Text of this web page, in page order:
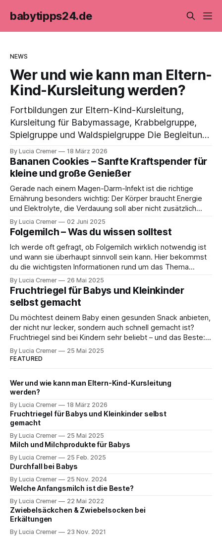
babytipps24.de
NEWS
Wer und wie kann man Eltern-
Kind-Kursleitung werden?
Fortbildungen zur Eltern-Kind-Kursleitung,
Kursleitung für Babymassage, Krabbelgruppe,
Spielgruppe und Waldspielgruppe Die Begleitung
junger Familien in den ersten Lebensjahren eines
Kindes gehört zu den sinnvollsten und
erfüllendsten Aufgaben im pädagogischen
Bereich. Als Elternkursleitung unterstützen Sie
Mütter und Väter dabei, die Entwicklung ihrer
Kinder bewusst wahrzunehmen, eine sichere
Bindung aufzubauen und den
By Lucia Cremer 18 März 2026
Bananen Cookies – Sanfte Kraftspender für
kleine und große Genießer
Gerade nach einem Magen-Darm-Infekt ist die richtige
Ernährung besonders wichtig: Der Körper braucht Energie
und Elektrolyte, die Verdauung soll aber nicht zusätzlich
belastet werden. Hier kommen meine Bananen Cookies ins
Spiel – ein einfaches, mildes Rezept, das Babys, Kindern
und auch stillenden Mamas guttut. Warum sind Bananen
Cookies bei Magen-Darm-Infekten so
By Lucia Cremer 02 Juni 2025
Folgemilch – Was du wissen solltest
Ich werde oft gefragt, ob Folgemilch wirklich notwendig ist
und wann sie überhaupt sinnvoll sein kann. Hier bekommst
du die wichtigsten Informationen rund um das Thema
Folgemilch – klar, verständlich und praxisnah. Was ist
Folgemilch? Folgemilch wird häufig als flüssige Beikost
bezeichnet, ist aber keine notwendige Ergänzung zur
Ernährung deines Babys.
By Lucia Cremer 26 Mai 2025
Fruchtriegel für Babys und Kleinkinder
selbst gemacht
Du möchtest deinem Baby einen gesunden Snack anbieten,
der nicht nur lecker, sondern auch schnell gemacht ist?
Fruchtriegel sind bei Kindern sehr beliebt – und das Beste:
Du kannst sie ganz einfach selbst herstellen! So weißt du
genau, was drin steckt, und kannst sie schon ab
By Lucia Cremer
25 Mai 2025
FEATURED
Wer und wie kann man Eltern-Kind-Kursleitung
werden?
By Lucia Cremer 18 März 2026
Fruchtriegel für Babys und Kleinkinder selbst
gemacht
By Lucia Cremer 25 Mai 2025
Milch und Milchprodukte für Babys
By Lucia Cremer 25 Feb. 2025
Durchfall bei Babys
By Lucia Cremer 25 Nov. 2024
Welche Anfangsmilch ist die Beste?
By Lucia Cremer 22 Mai 2022
Zwiebelsäckchen & Zwiebelsocken bei
Erkältungen
By Lucia Cremer 23 Nov. 2021